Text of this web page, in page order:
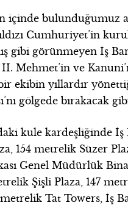
içinde bulunduğumuz
Cumhuriyet’in
gibi görünmeyen İş
Mehmet’in ve
ekibin yıllardır
gölgede bırakacak
kule kardeşliğinde
154 metrelik Süzer
Genel Müdürlük
Şişli Plaza, 147
Tat Towers, İş